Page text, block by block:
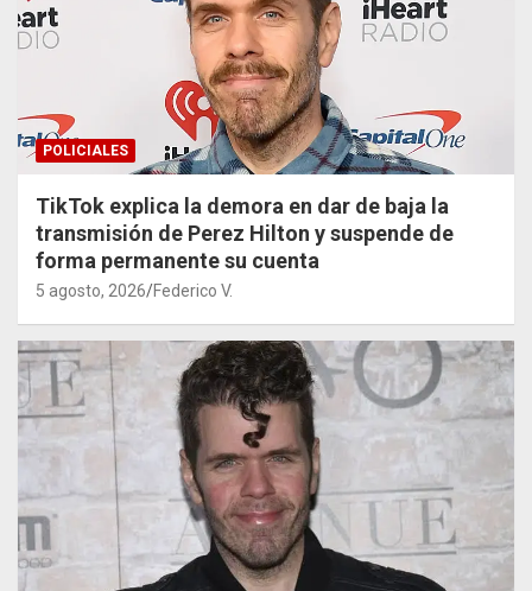
POLICIALES
TikTok explica la demora en dar de baja la
transmisión de Perez Hilton y suspende de
forma permanente su cuenta
5 agosto, 2026 Federico V.